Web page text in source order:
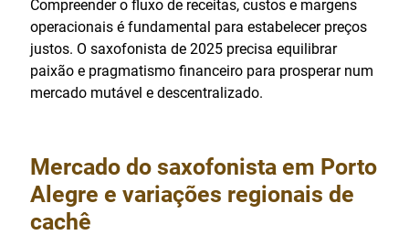
Compreender o fluxo de receitas, custos e margens
operacionais é fundamental para estabelecer preços
justos. O saxofonista de 2025 precisa equilibrar
paixão e pragmatismo financeiro para prosperar num
mercado mutável e descentralizado.
Mercado do saxofonista em Porto
Alegre e variações regionais de
cachê